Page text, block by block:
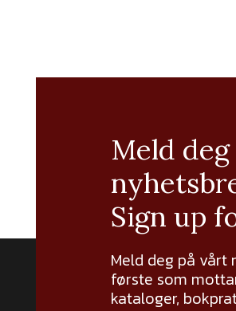
Meld
Sign up
Meld deg på
første som
kataloger,